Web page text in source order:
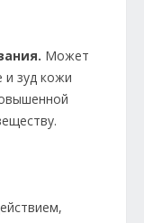
Может
и зуд кожи